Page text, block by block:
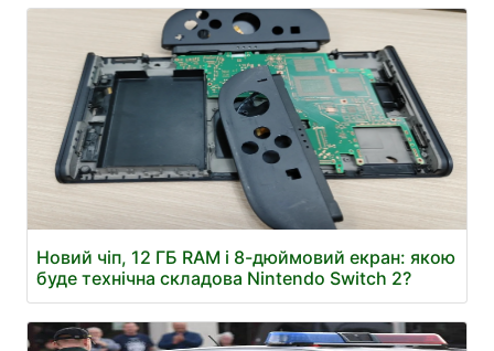
Новий чіп, 12 ГБ RAM і 8-дюймовий екран: якою
буде технічна складова Nintendo Switch 2?